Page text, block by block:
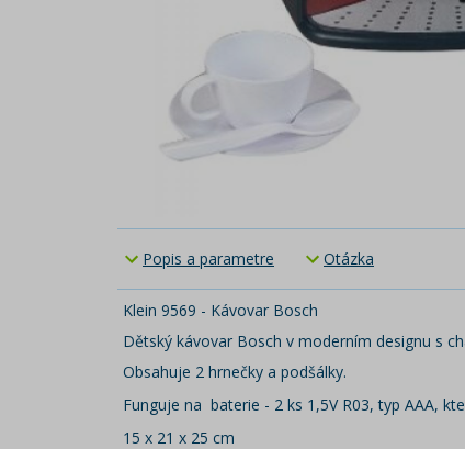
Popis a parametre Otázka
Klein 9569 - Kávovar Bosch
Dětský kávovar Bosch v moderním designu s
Obsahuje 2 hrnečky a podšálky.
Funguje na baterie - 2 ks 1,5V R03, typ AAA,
15 x 21 x 25 cm